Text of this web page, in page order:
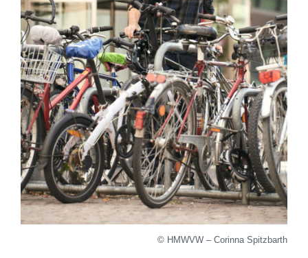
© HMWVW – Corinna Spitzbarth